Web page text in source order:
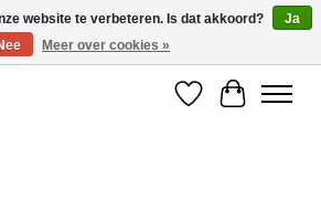
op een groot deel van ons assortiment
Verlanglijst
website te verbeteren. Is dat akkoord?
Ja
Meer over cookies »